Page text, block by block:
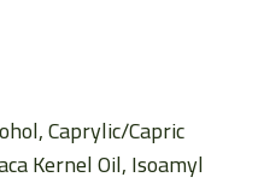
Caprylic/Capric
Kernel Oil, Isoamyl